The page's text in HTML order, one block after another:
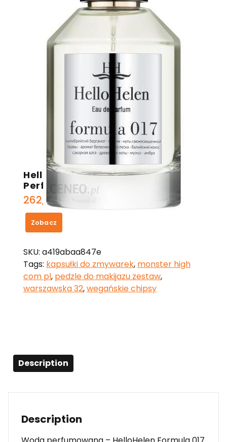
HelloHelen Formula 017 Woda
Perfumowana 100 ml
262,00zł
Zobacz
SKU: a419abaa847e
Tags: kapsułki do zmywarek, monster high
com pl, pedzle do makijazu zestaw,
warszawska 32,wegańskie chipsy
Description
Description